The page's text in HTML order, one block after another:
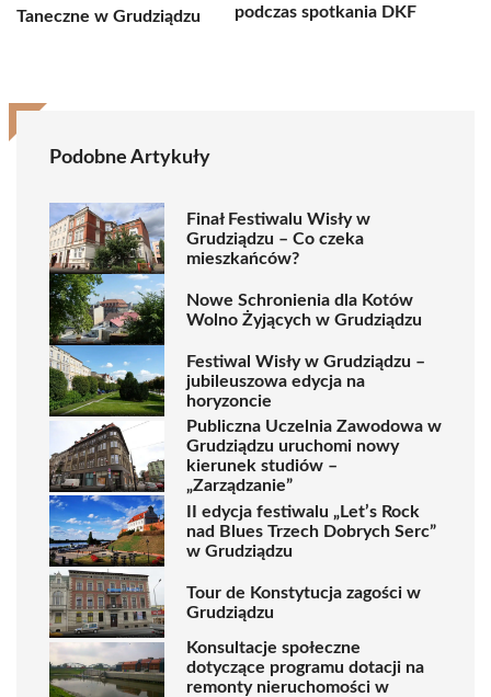
Taneczne w Grudziądzu
podczas spotkania DKF
Podobne Artykuły
Finał Festiwalu Wisły w
Grudziądzu – Co czeka
mieszkańców?
Nowe Schronienia dla Kotów
Wolno Żyjących w Grudziądzu
Festiwal Wisły w Grudziądzu –
jubileuszowa edycja na
horyzoncie
Publiczna Uczelnia Zawodowa w
Grudziądzu uruchomi nowy
kierunek studiów –
„Zarządzanie”
II edycja festiwalu „Let’s Rock
nad Blues Trzech Dobrych Serc”
w Grudziądzu
Tour de Konstytucja zagości w
Grudziądzu
Konsultacje społeczne
dotyczące programu dotacji na
remonty nieruchomości w